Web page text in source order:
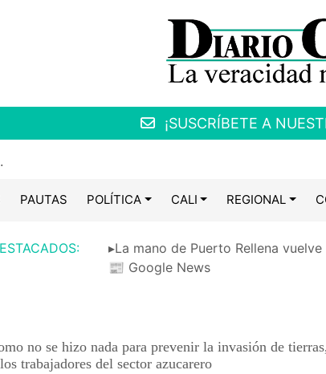
¡SUSCRÍBETE A
PAUTAS POLÍTICA CALI REGIONAL
▸La mano de Puerto Rellena
📰 Google News
no se hizo nada para prevenir la invasión de
trabajadores del sector azucarero